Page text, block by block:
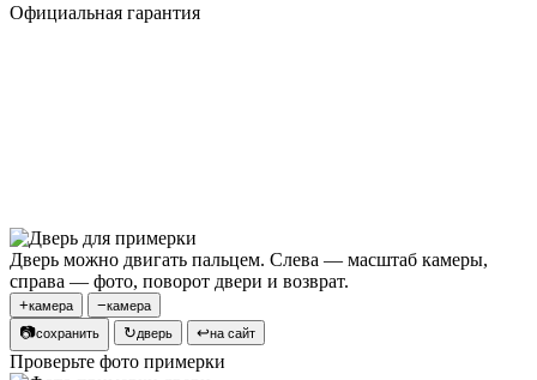
Официальная гарантия
Дверь можно двигать пальцем. Слева — масштаб камеры,
справа — фото, поворот двери и возврат.
+камера −камера
📷сохранить ↻дверь ↩на сайт
Проверьте фото примерки